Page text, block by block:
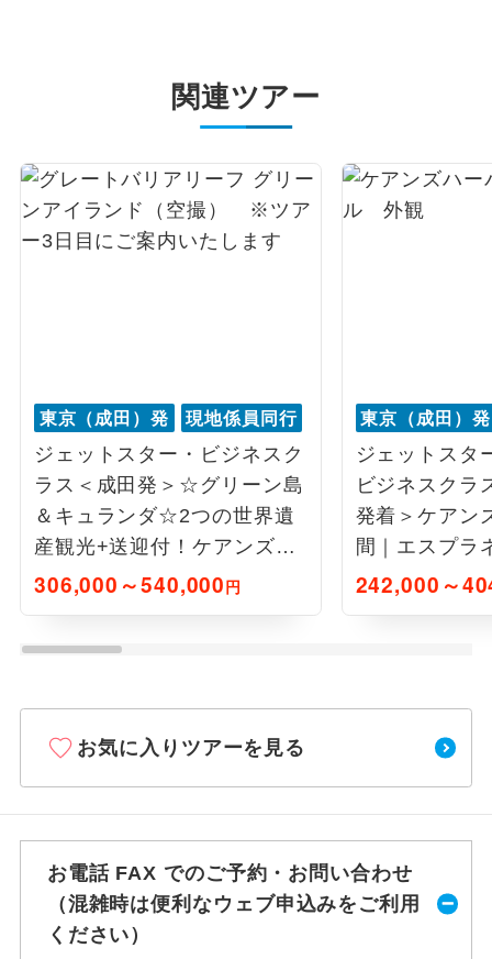
関連ツアー
東京（成田）発 現地係員同行
ジェットスター・ビジネスク
ラス＜成田発＞☆グリーン島
＆キュランダ☆2つの世界遺
産観光+送迎付！ケアンズ6
日間｜ケアンズハーバーサイ
306,000～540,000円
東京（成田）発
ジェットスタ
ビジネスクラ
発着＞ケアン
間｜エスプラ
ケアンズハー
242,000～
お気に入りツアーを見る
お電話 FAX でのご予約・お問い合わせ
（混雑時は便利なウェブ申込みをご利用
ください）